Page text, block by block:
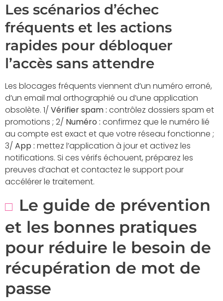
Les scénarios d’échec
fréquents et les actions
rapides pour débloquer
l’accès sans attendre
Les blocages fréquents viennent d’un numéro erroné,
d’un email mal orthographié ou d’une application
obsolète. 1/ Vérifier spam : contrôlez dossiers spam et
promotions ; 2/ Numéro : confirmez que le numéro lié
au compte est exact et que votre réseau fonctionne ;
3/ App : mettez l’application à jour et activez les
notifications. Si ces vérifs échouent, préparez les
preuves d’achat et contactez le support pour
accélérer le traitement.
Le guide de prévention
et les bonnes pratiques
pour réduire le besoin de
récupération de mot de
passe